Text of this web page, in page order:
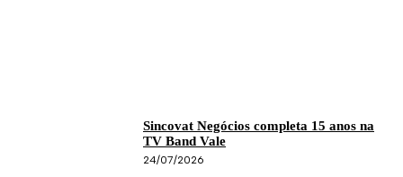
Sincovat Negócios completa 15 anos na
TV Band Vale
24/07/2026